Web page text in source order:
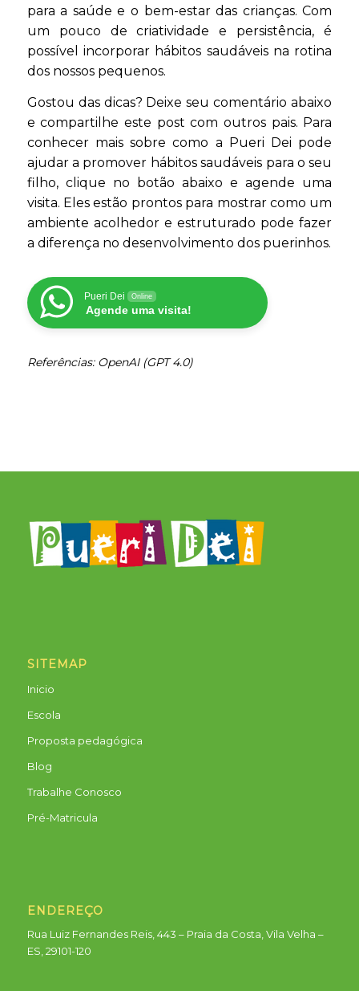
para a saúde e o bem-estar das crianças. Com
um pouco de criatividade e persistência, é
possível incorporar hábitos saudáveis na rotina
dos nossos pequenos.
Gostou das dicas? Deixe seu comentário abaixo
e compartilhe este post com outros pais. Para
conhecer mais sobre como a Pueri Dei pode
ajudar a promover hábitos saudáveis para o seu
filho, clique no botão abaixo e agende uma
visita. Eles estão prontos para mostrar como um
ambiente acolhedor e estruturado pode fazer
a diferença no desenvolvimento dos puerinhos.
Pueri Dei Online
Agende uma visita!
Referências: OpenAI (GPT 4.0)
SITEMAP
Inicio
Escola
Proposta pedagógica
Blog
Trabalhe Conosco
Pré-Matricula
ENDEREÇO
Rua Luiz Fernandes Reis, 443 – Praia da Costa, Vila Velha –
ES, 29101-120